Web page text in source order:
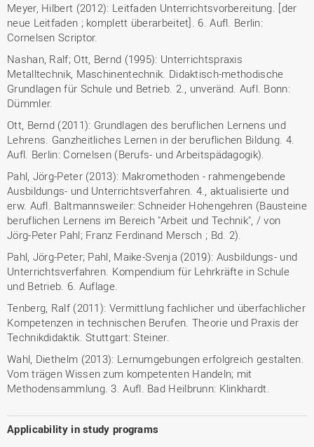
Meyer, Hilbert (2012): Leitfaden Unterrichtsvorbereitung. [der
neue Leitfaden ; komplett überarbeitet]. 6. Aufl. Berlin:
Cornelsen Scriptor.
Nashan, Ralf; Ott, Bernd (1995): Unterrichtspraxis
Metalltechnik, Maschinentechnik. Didaktisch-methodische
Grundlagen für Schule und Betrieb. 2., unveränd. Aufl. Bonn:
Dümmler.
Ott, Bernd (2011): Grundlagen des beruflichen Lernens und
Lehrens. Ganzheitliches Lernen in der beruflichen Bildung. 4.
Aufl. Berlin: Cornelsen (Berufs- und Arbeitspädagogik).
Pahl, Jörg-Peter (2013): Makromethoden - rahmengebende
Ausbildungs- und Unterrichtsverfahren. 4., aktualisierte und
erw. Aufl. Baltmannsweiler: Schneider Hohengehren (Bausteine
beruflichen Lernens im Bereich "Arbeit und Technik", / von
Jörg-Peter Pahl; Franz Ferdinand Mersch ; Bd. 2).
Pahl, Jörg-Peter; Pahl, Maike-Svenja (2019): Ausbildungs- und
Unterrichtsverfahren. Kompendium für Lehrkräfte in Schule
und Betrieb. 6. Auflage.
Tenberg, Ralf (2011): Vermittlung fachlicher und überfachlicher
Kompetenzen in technischen Berufen. Theorie und Praxis der
Technikdidaktik. Stuttgart: Steiner.
Wahl, Diethelm (2013): Lernumgebungen erfolgreich gestalten.
Vom trägen Wissen zum kompetenten Handeln; mit
Methodensammlung. 3. Aufl. Bad Heilbrunn: Klinkhardt.
Applicability in study programs